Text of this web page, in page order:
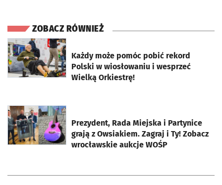
ZOBACZ RÓWNIEŻ
Każdy może pomóc pobić rekord
Polski w wiosłowaniu i wesprzeć
Wielką Orkiestrę!
otworzy się w nowej karcie
Prezydent, Rada Miejska i Partynice
grają z Owsiakiem. Zagraj i Ty! Zobacz
wrocławskie aukcje WOŚP
otworzy się w nowej karcie